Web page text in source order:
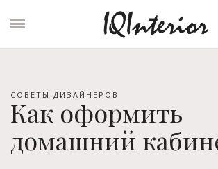
СОВЕТЫ ДИЗАЙНЕРОВ
Как оформить
домашний